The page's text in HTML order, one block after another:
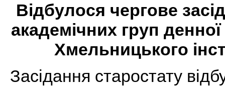
Відбулося чергове
академічних груп
Хмельницького
Засідання старостату